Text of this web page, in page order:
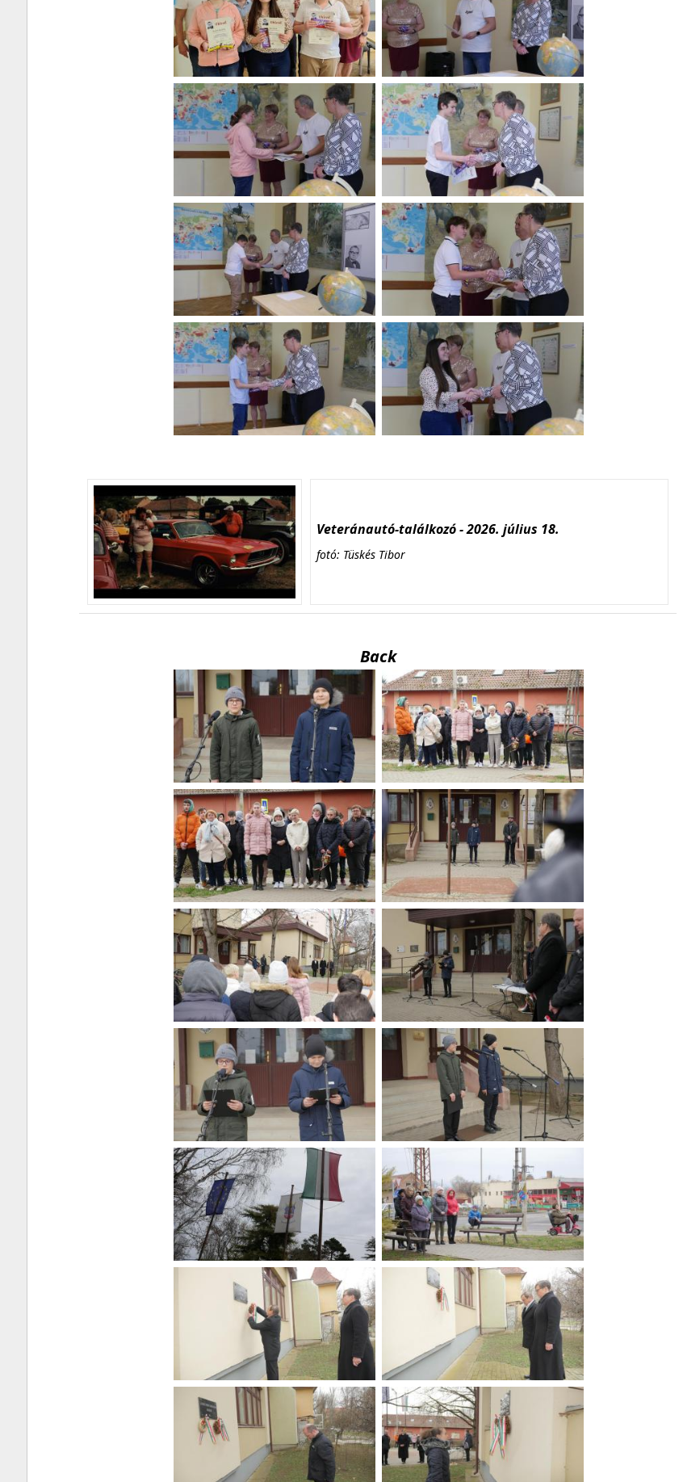
Veteránautó-találkozó - 2026. július 18.
fotó: Tüskés Tibor
Back